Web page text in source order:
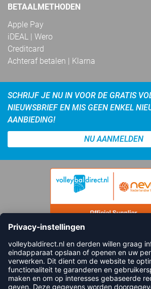
BETAALMETHODEN
Apple Pay
iDEAL | Wero
Creditcard
Achteraf betalen | Klarna
SCHRIJF JE NU IN VOOR DE GRATIS
NIEUWSBRIEF EN MIS GEEN ENKEL
AANBIEDING!
NU AANMELDEN